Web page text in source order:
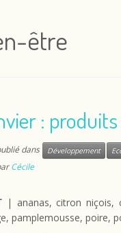
être
:
dans Développement
Cécile
| ananas, citron niçois,
pamplemousse, poire,